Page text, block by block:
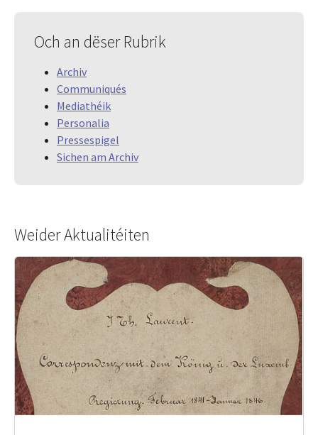
Och an dëser Rubrik
Archiv
Communiqués
Mediathéik
Personalia
Pressespigel
Sichen am Archiv
Weider Aktualitéiten